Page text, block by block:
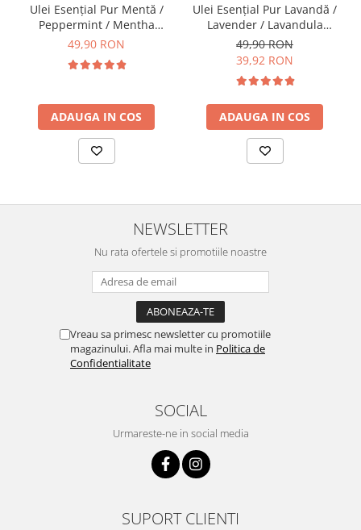
Ulei Esenţial Pur Mentă /
Peppermint / Mentha
Piperita 15ml -
Nature
49,90 RON
ADAUGA IN COS
Ulei Esențial Pur Lavandă /
Lavender / Lavandula
Angustifolia 15ml -
Aromaterapie Sigura | nJoy
Nature
49,90 RON
39,92 RON
ADAUGA IN COS
NEWSLETTER
Nu rata ofertele si promotiile noastre
Vreau sa primesc newsletter cu promotiile
magazinului. Afla mai multe in Politica de
Confidentialitate
SOCIAL
Urmareste-ne in social media
SUPORT CLIENTI